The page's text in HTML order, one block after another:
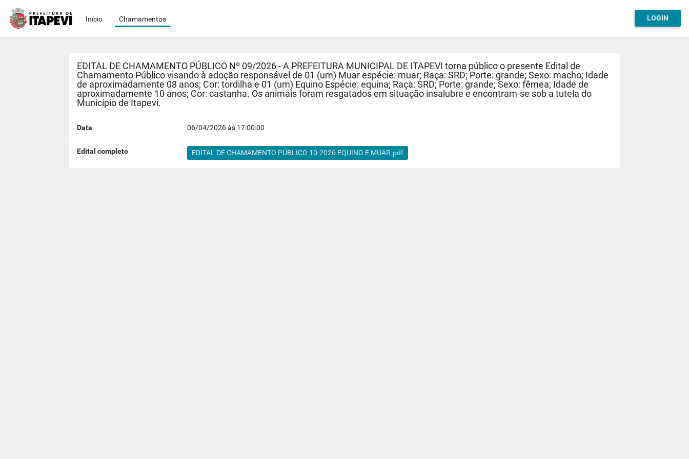
Início Chamamentos LOGIN
EDITAL DE CHAMAMENTO PÚBLICO Nº 09/2026 - A PREFEITURA MUNICIPAL DE ITAPEVI torna público o presente Edital de
Chamamento Público visando à adoção responsável de 01 (um) Muar espécie: muar; Raça: SRD; Porte: grande; Sexo: macho; Idade
de aproximadamente 08 anos; Cor: tordilha e 01 (um) Equino Espécie: equina; Raça: SRD; Porte: grande; Sexo: fêmea; Idade de
aproximadamente 10 anos; Cor: castanha. Os animais foram resgatados em situação insalubre e encontram-se sob a tutela do
Município de Itapevi.
Data 06/04/2026 às 17:00:00
Edital completo EDITAL DE CHAMAMENTO PÚBLICO 10-2026 EQUINO E MUAR.pdf